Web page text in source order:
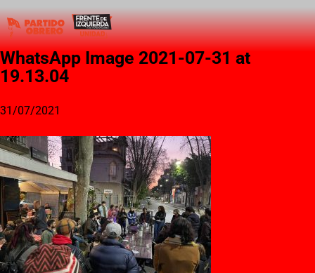
WhatsApp Image 2021-07-31 at
19.13.04
31/07/2021